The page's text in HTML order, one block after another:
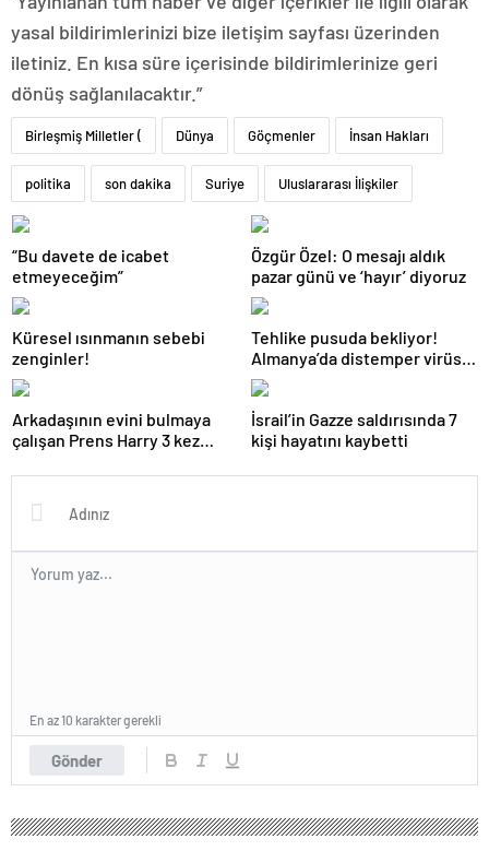
yasal bildirimlerinizi bize iletişim sayfası üzerinden
iletiniz. En kısa süre içerisinde bildirimlerinize geri
dönüş sağlanılacaktır.”
Birleşmiş Milletler ( Dünya Göçmenler İnsan Hakları
politika son dakika Suriye Uluslararası İlişkiler
“Bu davete de icabet
etmeyeceğim”
Özgür Özel: O mesajı aldık
pazar günü ve ‘hayır’ diyoruz
Küresel ısınmanın sebebi
zenginler!
Tehlike pusuda bekliyor!
Almanya’da distemper virüsü
yayılıyor: Çoğu
kurtarılamayacak!
Arkadaşının evini bulmaya
çalışan Prens Harry 3 kez
İsrail’in Gazze saldırısında 7
kişi hayatını kaybetti
Gönder
En az 10 karakter gerekli